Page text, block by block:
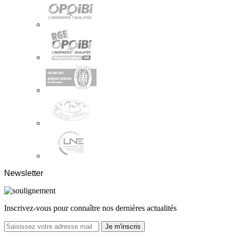
Newsletter
Inscrivez-vous pour connaître nos dernières actualités
Je m'inscris